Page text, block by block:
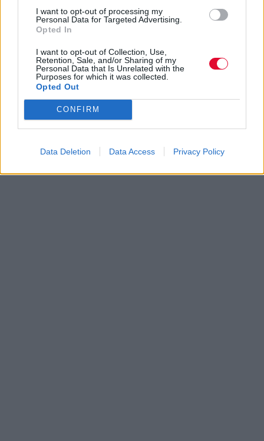
I want to opt-out of processing my
Personal Data for Targeted Advertising.
Opted In
I want to opt-out of Collection, Use,
Retention, Sale, and/or Sharing of my
Personal Data that Is Unrelated with the
Purposes for which it was collected.
Opted Out
CONFIRM
Data Deletion Data Access Privacy Policy